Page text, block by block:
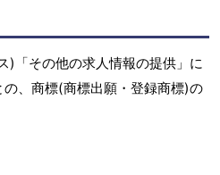
)「その他の求人情報の提供」に
、商標(商標出願・登録商標)の